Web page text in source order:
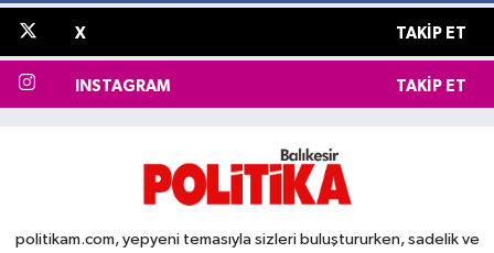
X TAKIP ET
INSTAGRAM TAKIP ET
politikam.com, yepyeni temasıyla sizleri buluştururken, sadelik ve